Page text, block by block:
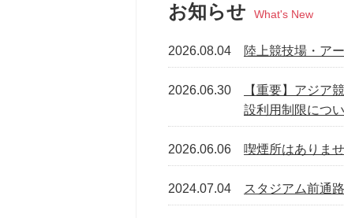
お知らせ What's New
2026.08.04 陸上競技場・ア
2026.06.30
【重要】アジア
設利用制限につ
2026.06.06 喫煙所はありま
2024.07.04 スタジアム前通